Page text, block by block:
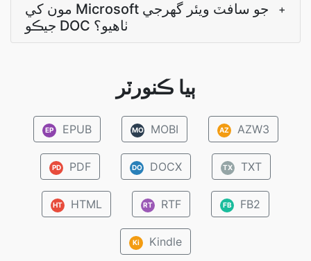
مون کي Microsoft جو سافٽ ويئر گھرجي
جيڪو DOC ٺاهيو؟
+
ٻيا ڪنورٽر
EP EPUB MO MOBI AZ AZW3
PD PDF DO DOCX TX TXT
HT HTML RT RTF FB FB2
Ki Kindle